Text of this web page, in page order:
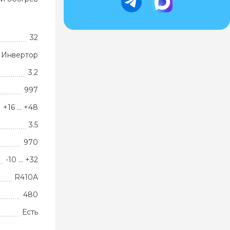
32
Инвертор
3.2
997
+16 … +48
3.5
970
-10 … +32
R410A
480
Есть